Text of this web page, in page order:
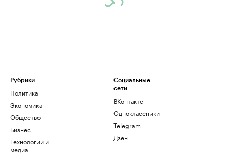
Рубрики
Политика
Экономика
Общество
Бизнес
Технологии и
медиа
Социальные
сети
ВКонтакте
Одноклассники
Telegram
Дзен